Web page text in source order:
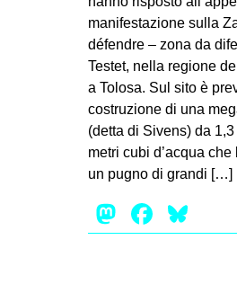
AMBIENTE
DIRITTO
GENERI
MIGRAZIONI
PRECARIATO
manifestazione sulla
défendre – zona da
Testet, nella regione
a Tolosa. Sul sito è
costruzione di una
(detta di Sivens) da
metri cubi d’acqua che
un pugno di grandi […]
Mastodon